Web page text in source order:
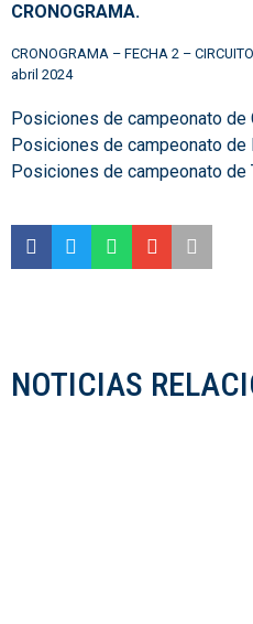
CRONOGRAMA.
CRONOGRAMA – FECHA 2 –
abril 2024
Posiciones de campeonato de
Posiciones de campeonato de
Posiciones de campeonato de
NOTICIAS